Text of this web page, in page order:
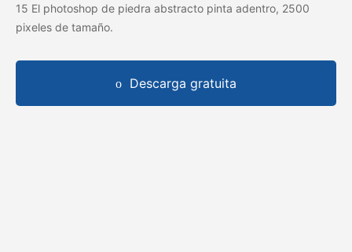
15 El photoshop de piedra abstracto pinta adentro, 2500
pixeles de tamaño.
Descarga gratuita